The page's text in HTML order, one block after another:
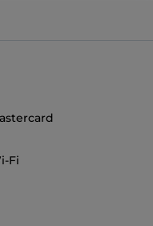
Fi